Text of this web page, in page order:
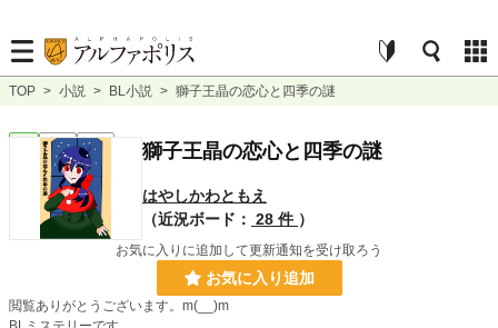
TOP > 小説 > BL小説 > 獅子王晶の恋心と四季の謎
完結 短編 獅子王晶の恋心と四季の謎
はやしかわともえ
（近況ボード： 28 件 ）
お気に入りに追加して更新通知を受け取ろう
お気に入り追加
閲覧ありがとうございます。m(__)m